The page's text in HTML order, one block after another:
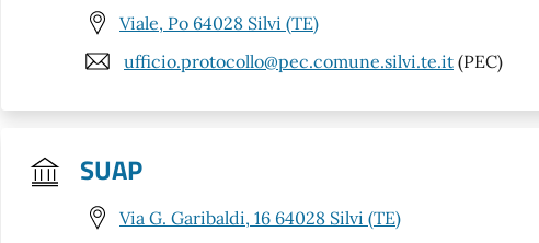
Viale, Po 64028 Silvi (TE)
ufficio.protocollo@pec.comune.silvi.te.it (PEC)
SUAP
Via G. Garibaldi, 16 64028 Silvi (TE)